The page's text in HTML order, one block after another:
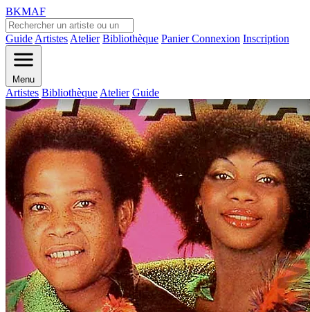
BKMAF
Guide Artistes Atelier Bibliothèque PanierConnexion Inscription
Menu
Artistes Bibliothèque Atelier Guide